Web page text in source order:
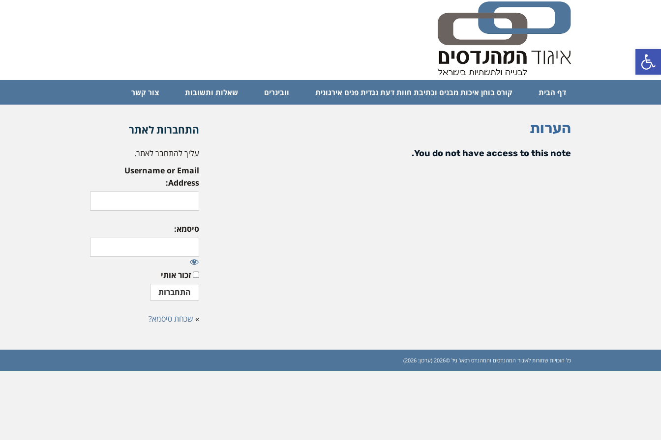
פתח סרגל נגישות
דף הבית קורס בוחן איכות מבנים וכתיבת חוות דעת נגדית פנים אירגונית וובינרים שאלות ותשובות צור קשר
הערות
You do not have access to this note.
התחברות לאתר
עליך להתחבר לאתר.
Username or Email
Address:
סיסמא:
זכור אותי
» שכחת סיסמא?
כל הזכויות שמורות לאיגוד המהנדסים והמהנדס רפאל גיל ©2026 (עדכון: 2026)